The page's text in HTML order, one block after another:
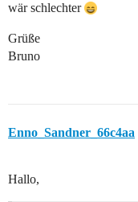
wär schlechter
Grüße
Bruno
Enno_Sandner_66c4aa
Hallo,